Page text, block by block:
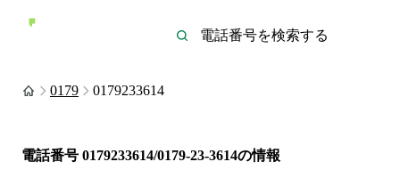
0179 0179233614
電話番号 0179233614/0179-23-3614の情報